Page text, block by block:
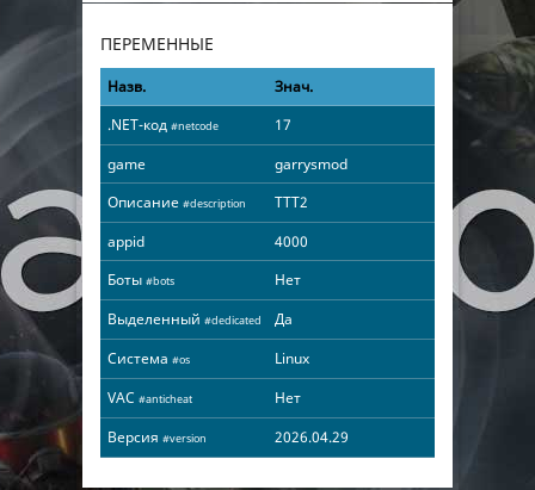
ПЕРЕМЕННЫЕ
Назв.
Знач.
.NET-код #netcode
17
game
garrysmod
Описание #description
TTT2
appid
4000
Боты #bots
Нет
Выделенный #dedicated
Да
Система #os
Linux
VAC #anticheat
Нет
Версия #version 2026.04.29